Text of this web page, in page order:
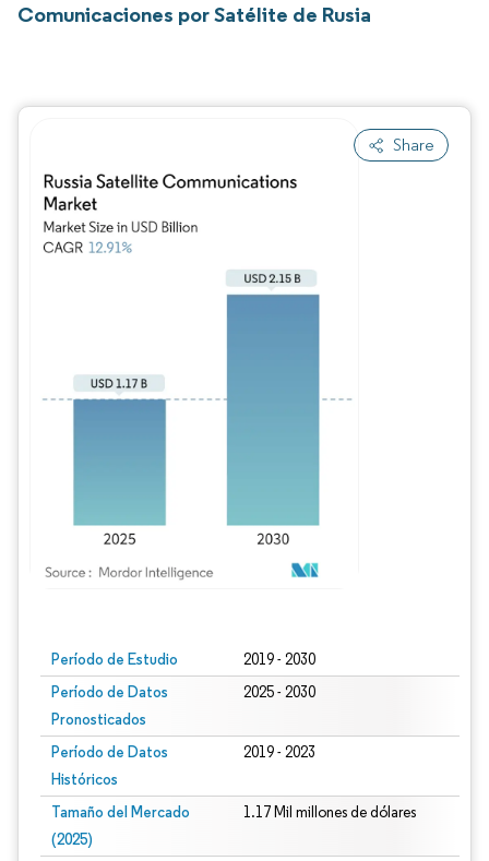
Comunicaciones por Satélite de Rusia
Share
Período de Estudio 2019 - 2030
Período de Datos
Pronosticados
2025 - 2030
Período de Datos
Históricos
2019 - 2023
Tamaño del Mercado
(2025)
1.17 Mil millones de dólares